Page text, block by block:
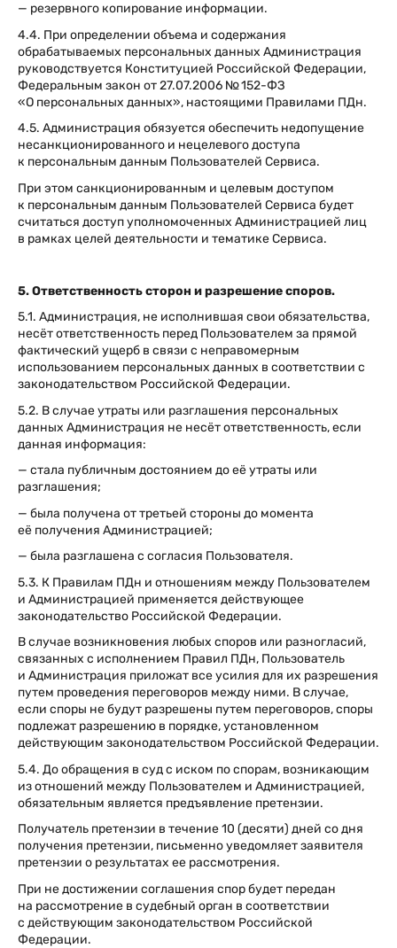
— резервного копирование информации.
4.4. При определении объема и содержания
обрабатываемых персональных данных Администрация
руководствуется Конституцией Российской Федерации,
Федеральным закон от 27.07.2006 № 152-ФЗ
«О персональных данных», настоящими Правилами ПДн.
4.5. Администрация обязуется обеспечить недопущение
несанкционированного и нецелевого доступа
к персональным данным Пользователей Сервиса.
При этом санкционированным и целевым доступом
к персональным данным Пользователей Сервиса будет
считаться доступ уполномоченных Администрацией лиц
в рамках целей деятельности и тематике Сервиса.
5. Ответственность сторон и разрешение споров.
5.1. Администрация, не исполнившая свои обязательства,
несёт ответственность перед Пользователем за прямой
фактический ущерб в связи с неправомерным
использованием персональных данных в соответствии с
законодательством Российской Федерации.
5.2. В случае утраты или разглашения персональных
данных Администрация не несёт ответственность, если
данная информация:
— стала публичным достоянием до её утраты или
разглашения;
— была получена от третьей стороны до момента
её получения Администрацией;
— была разглашена с согласия Пользователя.
5.3. К Правилам ПДн и отношениям между Пользователем
и Администрацией применяется действующее
законодательство Российской Федерации.
В случае возникновения любых споров или разногласий,
связанных с исполнением Правил ПДн, Пользователь
и Администрация приложат все усилия для их разрешения
путем проведения переговоров между ними. В случае,
если споры не будут разрешены путем переговоров, споры
подлежат разрешению в порядке, установленном
действующим законодательством Российской Федерации.
5.4. До обращения в суд с иском по спорам, возникающим
из отношений между Пользователем и Администрацией,
обязательным является предъявление претензии.
Получатель претензии в течение 10 (десяти) дней со дня
получения претензии, письменно уведомляет заявителя
претензии о результатах ее рассмотрения.
При не достижении соглашения спор будет передан
на рассмотрение в судебный орган в соответствии
с действующим законодательством Российской
Федерации.